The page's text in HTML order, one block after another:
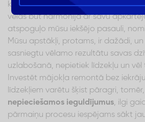
komfortu un, protams, arī pašapziņu.
vēlas būt harmonijā ar savu
atspoguļo mūsu iekšējo pasauli,
Mūsu apstākļi, protams, ir dažādi,
sasniegtu vēlamo rezultātu savas
uzlabošanā, nepietiek līdzekļu un vēl
Investēt mājokļa remontā bez
līdzekļiem varētu šķist pāragri, tomēr,
nepieciešamos ieguldījumus, ilgi
pārmaiņu procesu iespējams sākt